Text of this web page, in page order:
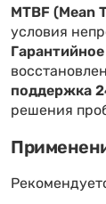
MTBF (Mean
условия
поддержка
решения